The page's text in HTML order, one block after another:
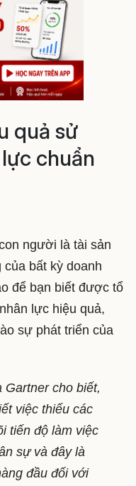
quả sử
chuẩn
người là tài sản
bất kỳ doanh
để bạn biết được tổ
lực hiệu quả,
sự phát triển của
Gartner cho biết,
việc thiếu các
tiến độ làm việc
sự và đây là
đầu đối với